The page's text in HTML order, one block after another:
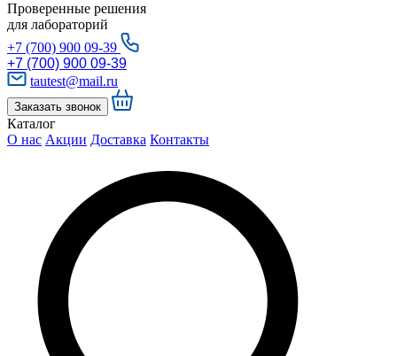
Проверенные решения
для лабораторий
+7 (700) 900 09-39
+7 (700) 900 09-39
tautest@mail.ru
Заказать звонок
Каталог
О нас Акции Доставка Контакты